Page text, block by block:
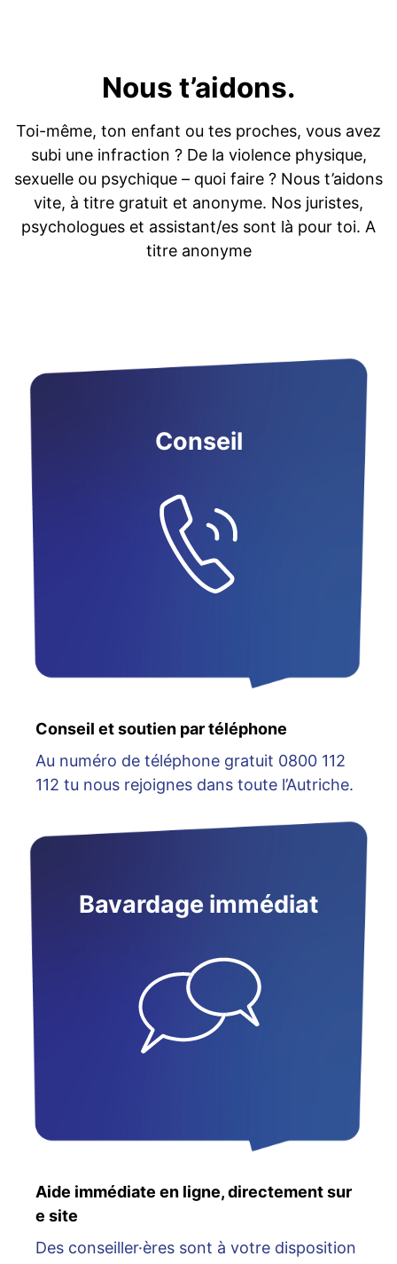
Nous t’aidons.
Toi-même, ton enfant ou tes proches, vous avez
subi une infraction ? De la violence physique,
sexuelle ou psychique – quoi faire ? Nous t’aidons
vite, à titre gratuit et anonyme. Nos juristes,
psychologues et assistant/es sont là pour toi. A
titre anonyme
Conseil
Conseil et soutien par téléphone
Au numéro de téléphone gratuit 0800 112
112 tu nous rejoignes dans toute l’Autriche.
Bavardage immédiat
Aide immédiate en ligne, directement sur
e site
Des conseiller·ères sont à votre disposition